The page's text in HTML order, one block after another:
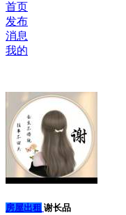
首页
发布
消息
我的
房屋出租 谢长品